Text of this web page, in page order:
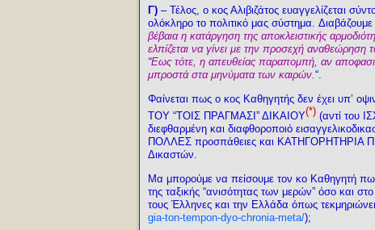
Γ) – Τέλος, ο κος Αλιβιζάτος ευαγγελίζεται
ολόκληρο το πολιτικό μας σύστημα.
βέβαια η κατάργηση της αποκλειστικής
ελπίζεται να γίνει με την προσεχή
“Εως τότε, η απευθείας παραπομπή, αν
μπροστά στα μηνύματα των καιρών.“.
Φαίνεται πως ο κος Καθηγητής δεν έχει υπ’
ΤΟΥ “ΤΟΙΣ ΠΡΑΓΜΑΣΙ” ΔΙΚΑΙΟΥ(*) (αντί του
διεφθαρμένη και διαφθοροποιό
ΠΟΛΛΕΣ προσπάθειες και ΚΑΤΗΓΟΡΗΤΗΡΙΑ
Δικαστών.
Μα μπορούμε να πείσουμε τον κο Καθηγητή
της ταξικής “ανισότητας των μερών” όσο και
τους Έλληνες και την Ελλάδα όπως
gia-ton-tempon-dyo-chronia-meta/);